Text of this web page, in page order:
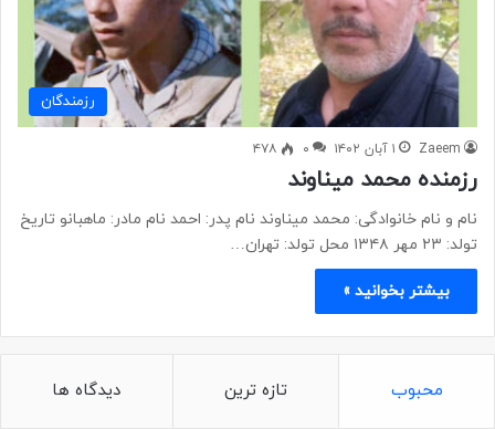
رزمندگان
Zaeem ۱ آبان ۱۴۰۲ ۰ ۴۷۸
رزمنده محمد میناوند
نام و نام خانوادگی: محمد میناوند نام پدر: احمد نام مادر: ماهبانو تاریخ
تولد: ۲۳ مهر ۱۳۴۸ محل تولد: تهران…
بیشتر بخوانید »
محبوب تازه ترین دیدگاه ها